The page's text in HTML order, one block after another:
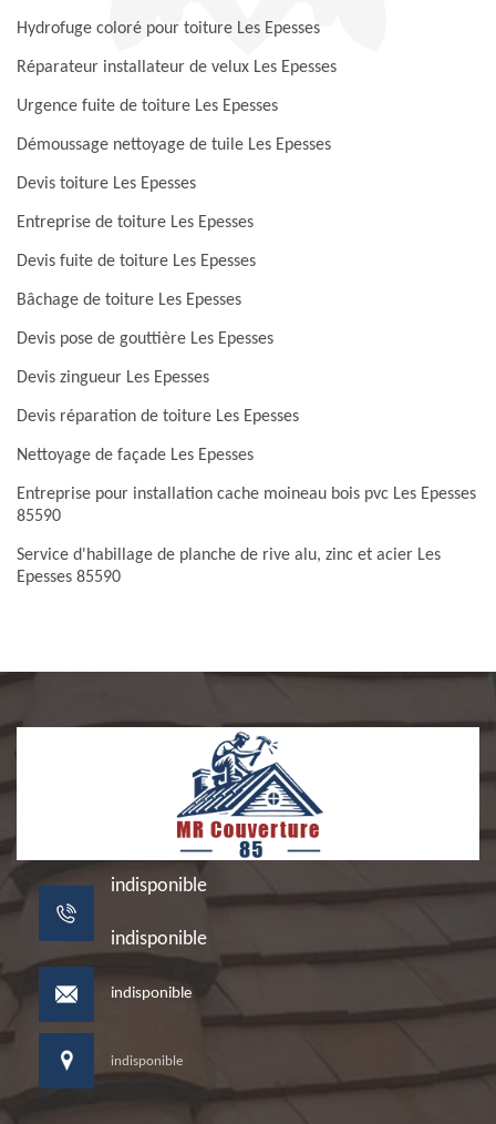
Hydrofuge coloré pour toiture Les Epesses
Réparateur installateur de velux Les Epesses
Urgence fuite de toiture Les Epesses
Démoussage nettoyage de tuile Les Epesses
Devis toiture Les Epesses
Entreprise de toiture Les Epesses
Devis fuite de toiture Les Epesses
Bâchage de toiture Les Epesses
Devis pose de gouttière Les Epesses
Devis zingueur Les Epesses
Devis réparation de toiture Les Epesses
Nettoyage de façade Les Epesses
Entreprise pour installation cache moineau bois pvc Les Epesses
85590
Service d'habillage de planche de rive alu, zinc et acier Les
Epesses 85590
indisponible
indisponible
indisponible
indisponible